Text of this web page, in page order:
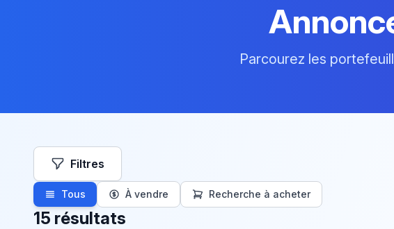
Parcourez les
Filtres
Tous À vendre Recherche à acheter
15 résultats